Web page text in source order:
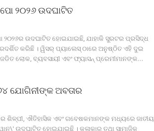
୨୦୨୬ ଉଦଘାଟିତ
ଉଦଘାଟିତ ହୋଇଯାଇଛି, ଯାହାକି ସୁରଟର ପ୍ରସିଦ୍ଧ
କରିଛି । ୱିସର୍ ପ୍ୟାଲେସ୍ ଠାରେ ଅନୁଷ୍ଠିତ ଏହି ଦୁଇ
ଲୋକ, ବ୍ୟବସାୟୀ ଏବଂ ଫ୍ୟାସନ୍ ପ୍ରେମୀମାନଙ୍କ…
ଯୋଗିନୀଙ୍କ ଅବତାର
ଶିଳ୍ପୀ, ଐତିହାସିକ ଏବଂ ଗବେଷକମାନଙ୍କ ମଧ୍ୟରେ ଜାତୀୟ
ଉଦ୍‌ଘାଟିତ ହୋଇଯାଇଛି । କଳାକାର ତଥା ସାମାଜିକ